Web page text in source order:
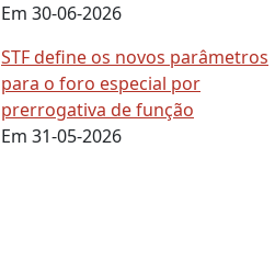
Em 30-06-2026
STF define os novos parâmetros
para o foro especial por
prerrogativa de função
Em 31-05-2026